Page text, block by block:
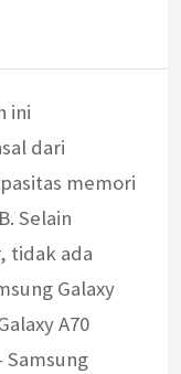
ini
dari
memori
Selain
tidak ada
Galaxy
A70
Samsung